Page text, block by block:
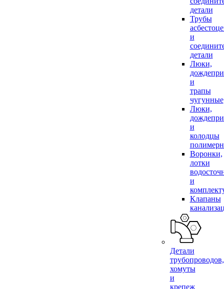
детали
Трубы
и
детали
Люки,
и
трапы
чугунные
Люки,
и
колодцы
Воронки,
лотки
и
Клапаны
Детали
трубопроводов,
хомуты
и
крепеж